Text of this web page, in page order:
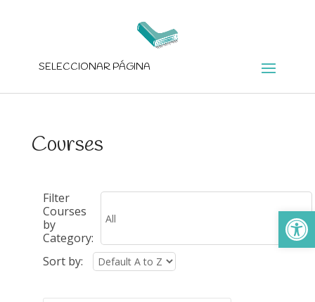
SELECCIONAR PÁGINA
Courses
Filter
Courses
by
Category:
Sort by: